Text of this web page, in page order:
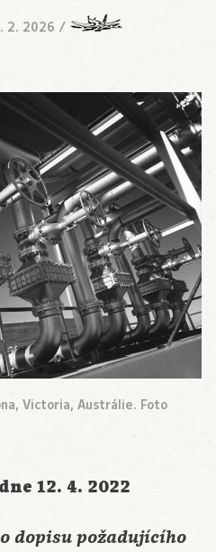
2. 2026 /
Victoria, Austrálie. Foto
12. 4. 2022
dopisu požadujícího